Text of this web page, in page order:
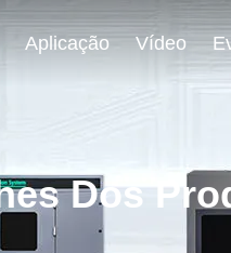
Aplicação Vídeo
Dos